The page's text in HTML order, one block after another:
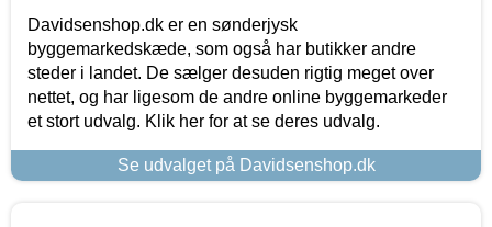
Davidsenshop.dk er en sønderjysk
byggemarkedskæde, som også har butikker andre
steder i landet. De sælger desuden rigtig meget over
nettet, og har ligesom de andre online byggemarkeder
et stort udvalg. Klik her for at se deres udvalg.
Se udvalget på Davidsenshop.dk